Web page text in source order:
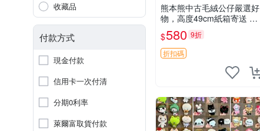
收藏品
付款方式
現金付款
信用卡一次付清
分期0利率
萊爾富取貨付款
熊本熊中古毛絨公仔嚴選好
物，高度49cm紙箱寄送 熊
本熊 中古 毛絨公仔
$580 9折
折扣碼